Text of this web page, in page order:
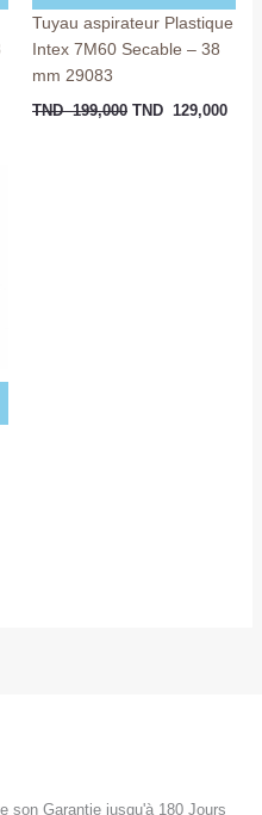
Tuyau aspirateur Plastique
Intex 7M60 Secable – 38
mm 29083
TND199,000 TND 129,000
son Garantie jusqu'à 180 Jours